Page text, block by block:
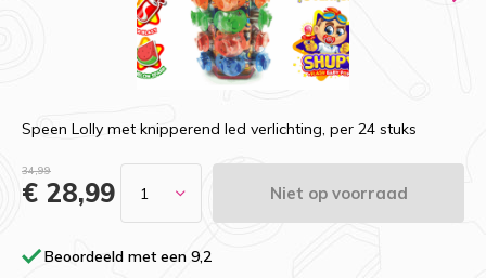
Speen Lolly met knipperend led verlichting, per 24 stuks
34,99
€ 28,99 Niet op voorraad
Beoordeeld met een 9,2